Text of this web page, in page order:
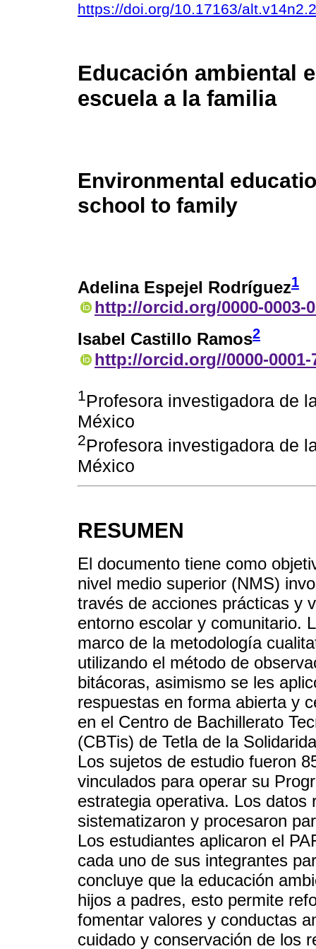
https://doi.org/10.17163/
Educación ambiental
escuela a la familia
Environmental
school to family
Adelina Espejel Rodríguez1
http://orcid.org/0000-0003-
Isabel Castillo Ramos2
http://orcid.org//0000-0001-
1 Profesora investigadora de
México
2Profesora investigadora de
México
RESUMEN
El documento tiene como
nivel medio superior (NMS)
través de acciones prácticas y
entorno escolar y comunitario.
marco de la metodología
utilizando el método de
bitácoras, asimismo se les
respuestas en forma abierta y
en el Centro de Bachillerato
(CBTis) de Tetla de la
Los sujetos de estudio fueron
vinculados para operar su
estrategia operativa. Los
sistematizaron y procesaron
Los estudiantes aplicaron el
cada uno de sus integrantes
concluye que la educación
hijos a padres, esto permite
fomentar valores y conductas
cuidado y conservación de los